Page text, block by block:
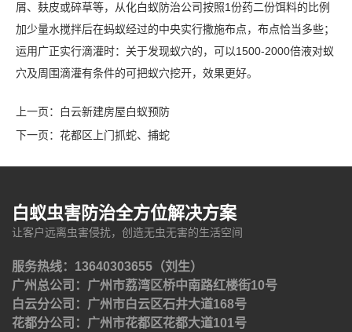
屑、麸皮或碎草等，从化白蚁防治公司按照1份药二份饵料的比例
加少量水搅拌后在蚂蚁经过的中央实行撒施布点，布点恰当多些；
运用广正实行滴灌时：关于发现蚁穴的，可以1500-2000倍液对蚁
穴及周围滴灌有条件的可把蚁穴挖开，效果更好。
上一页：
白云新建房屋白蚁预防
下一页： 花都区上门抓蛇、捕蛇
白蚁虫害防治全方位解决方案
让客户远离虫害侵扰，创造无虫无害的生活空间
服务热线：13640303655（刘生）
广州总公司：广州市荔湾区桥中南路红楼街10号
白云分公司：广州市白云区石井大道168号
花都分公司：广州市花都区花都大道101号